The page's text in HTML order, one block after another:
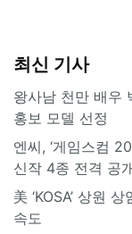
최신 기사
왕사남 천만 배우
홍보 모델 선정
엔씨, ‘게임스컴
신작 4종 전격 공
美 ‘KOSA’ 상원
속도